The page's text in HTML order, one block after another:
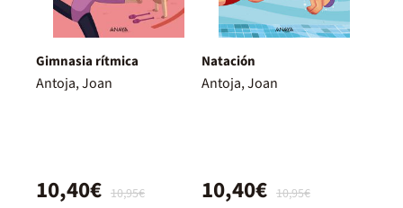
Gimnasia rítmica
Antoja, Joan
10,95€
10,40€
Natación
Antoja, Joan
10,95€
10,40€